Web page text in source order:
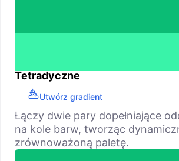
Tetradyczne
Utwórz gradient
Łączy dwie pary dopełniające
na kole barw, tworząc
zrównoważoną paletę.